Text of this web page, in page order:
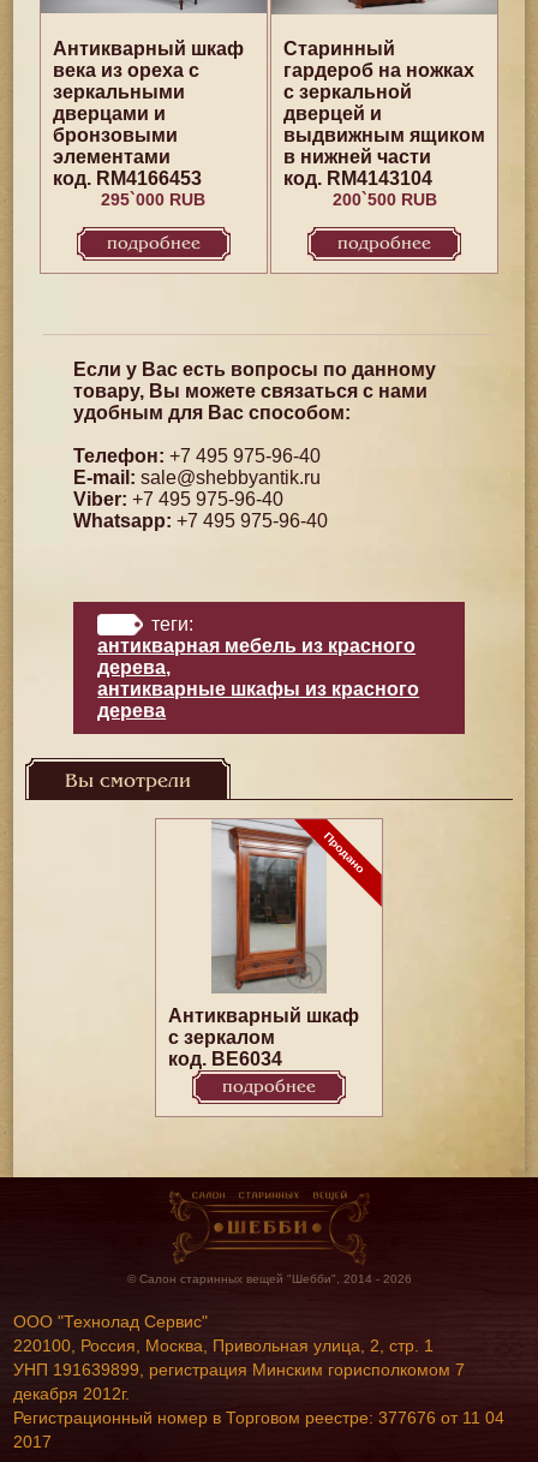
Антикварный шкаф
века из ореха с
зеркальными
дверцами и
бронзовыми
элементами
код. RM4166453
295`000 RUB
подробнее
Старинный
гардероб на ножках
с зеркальной
дверцей и
выдвижным ящиком
в нижней части
код. RM4143104
200`500 RUB
подробнее
Если у Вас есть вопросы по данному
товару, Вы можете связаться с нами
удобным для Вас способом:
Телефон: +7 495 975-96-40
E-mail: sale@shebbyantik.ru
Viber: +7 495 975-96-40
Whatsapp: +7 495 975-96-40
теги:
антикварная мебель из красного
дерева,
антикварные шкафы из красного
дерева
Вы смотрели
Антикварный шкаф
с зеркалом
код. BE6034
подробнее
© Салон старинных вещей "Шебби", 2014 - 2026
ООО "Технолад Сервис"
220100, Россия, Москва, Привольная улица, 2, стр. 1
УНП 191639899, регистрация Минским горисполкомом 7
декабря 2012г.
Регистрационный номер в Торговом реестре: 377676 от 11 04
2017